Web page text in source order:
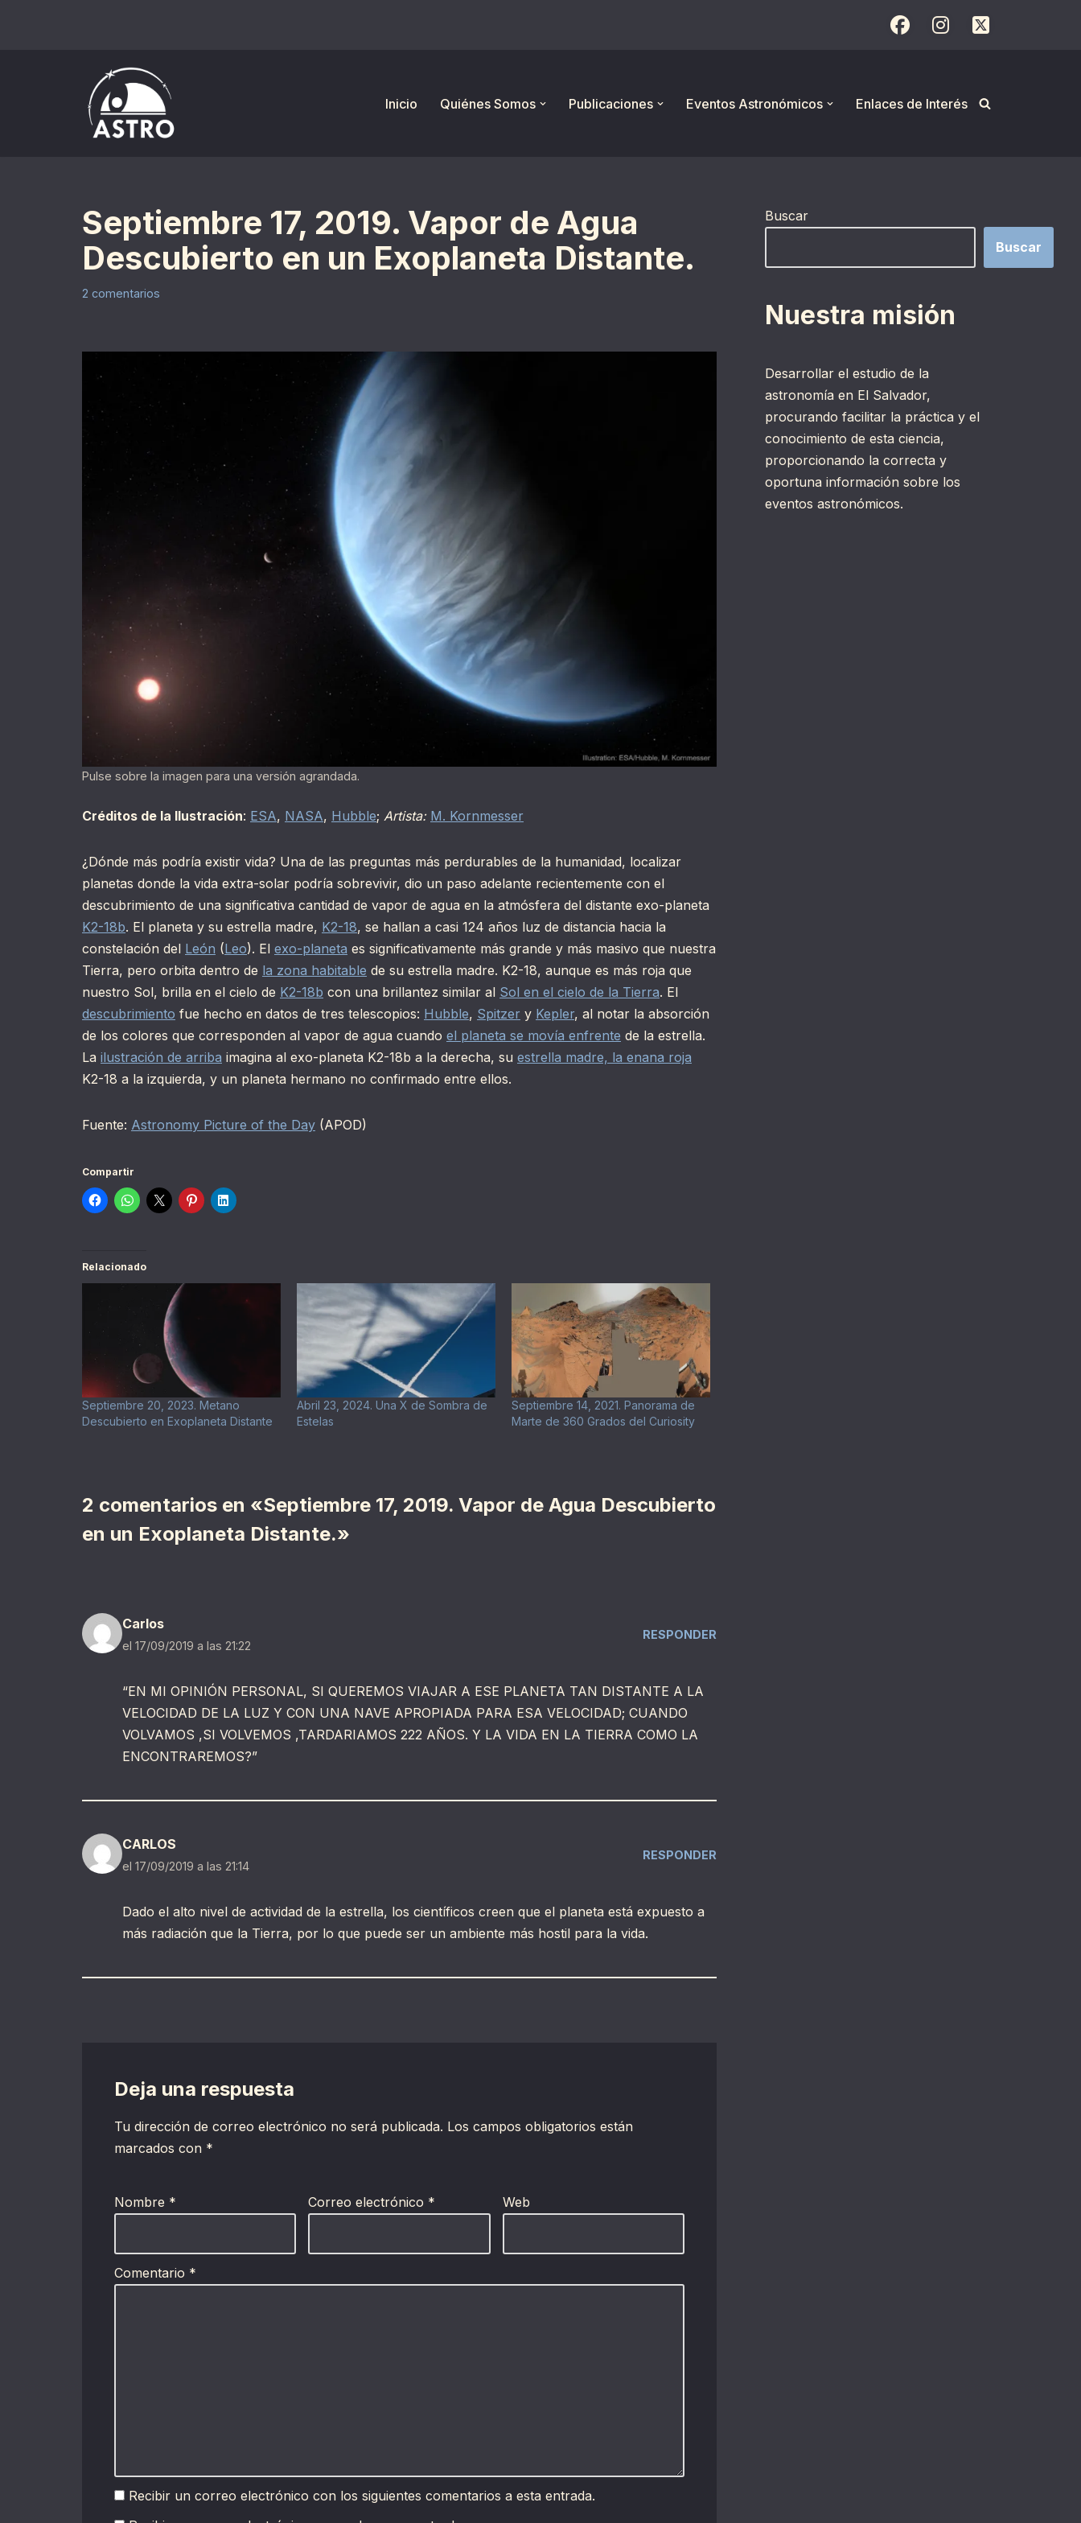
Inicio
Quiénes Somos Publicaciones Eventos Astronómicos Enlaces de Interés
Septiembre 17, 2019. Vapor de Agua
Descubierto en un Exoplaneta Distante.
2 comentarios
Pulse sobre la imagen para una versión agrandada.
Créditos de la Ilustración: ESA, NASA, Hubble; Artista: M. Kornmesser
¿Dónde más podría existir vida? Una de las preguntas más perdurables de la humanidad, localizar
planetas donde la vida extra-solar podría sobrevivir, dio un paso adelante recientemente con el
descubrimiento de una significativa cantidad de vapor de agua en la atmósfera del distante exo-planeta
K2-18b. El planeta y su estrella madre, K2-18, se hallan a casi 124 años luz de distancia hacia la
constelación del León (Leo). El exo-planeta es significativamente más grande y más masivo que nuestra
Tierra, pero orbita dentro de la zona habitable de su estrella madre. K2-18, aunque es más roja que
nuestro Sol, brilla en el cielo de K2-18b con una brillantez similar al Sol en el cielo de la Tierra. El
descubrimiento fue hecho en datos de tres telescopios: Hubble, Spitzer y Kepler, al notar la absorción
de los colores que corresponden al vapor de agua cuando el planeta se movía enfrente de la estrella.
La ilustración de arriba imagina al exo-planeta K2-18b a la derecha, su estrella madre, la enana roja
K2-18 a la izquierda, y un planeta hermano no confirmado entre ellos.
Fuente: Astronomy Picture of the Day (APOD)
Compartir
Relacionado
Septiembre 20, 2023. Metano
Descubierto en Exoplaneta Distante
Abril 23, 2024. Una X de Sombra de
Estelas
Septiembre 14, 2021. Panorama de
Marte de 360 Grados del Curiosity
2 comentarios en «Septiembre 17, 2019. Vapor de Agua Descubierto
en un Exoplaneta Distante.»
Carlos
el 17/09/2019 a las 21:22
RESPONDER
“EN MI OPINIÓN PERSONAL, SI QUEREMOS VIAJAR A ESE PLANETA TAN DISTANTE A LA
VELOCIDAD DE LA LUZ Y CON UNA NAVE APROPIADA PARA ESA VELOCIDAD; CUANDO
VOLVAMOS ,SI VOLVEMOS ,TARDARIAMOS 222 AÑOS. Y LA VIDA EN LA TIERRA COMO LA
ENCONTRAREMOS?”
CARLOS
el 17/09/2019 a las 21:14
RESPONDER
Dado el alto nivel de actividad de la estrella, los científicos creen que el planeta está expuesto a
más radiación que la Tierra, por lo que puede ser un ambiente más hostil para la vida.
Deja una respuesta
Tu dirección de correo electrónico no será publicada. Los campos obligatorios están
marcados con *
Nombre * Correo electrónico * Web
Comentario *
Recibir un correo electrónico con los siguientes comentarios a esta entrada.
Buscar
Buscar
Nuestra misión
Desarrollar el estudio de la
astronomía en El Salvador,
procurando facilitar la práctica y el
conocimiento de esta ciencia,
proporcionando la correcta y
oportuna información sobre los
eventos astronómicos.